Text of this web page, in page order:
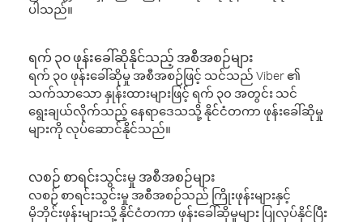
ပါသည်။
ရက် ၃၀ ဖုန်းခေါ်ဆိုနိုင်သည့် အစီအစဉ်များ
ရက် ၃၀ ဖုန်းခေါ်ဆိုမှု အစီအစဉ်ဖြင့် သင်သည် Viber ၏
သက်သာသော နှုန်းထားများဖြင့် ရက် ၃၀ အတွင်း သင်
ရွေးချယ်လိုက်သည့် နေရာဒေသသို့ နိုင်ငံတကာ ဖုန်းခေါ်ဆိုမှု
များကို လုပ်ဆောင်နိုင်သည်။
လစဉ် စာရင်းသွင်းမှု အစီအစဉ်များ
လစဉ် စာရင်းသွင်းမှု အစီအစဉ်သည် ကြိုးဖုန်းများနှင့်
မိုဘိုင်းဖုန်းများသို့ နိုင်ငံတကာ ဖုန်းခေါ်ဆိုမှုများ ပြုလုပ်နိုင်ပြီး